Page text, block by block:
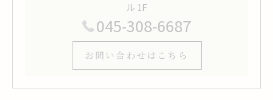
ル 1F
045-308-6687
お問い合わせはこちら